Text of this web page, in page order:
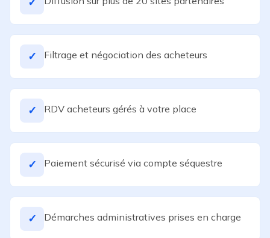
✓ Filtrage et négociation des acheteurs
✓ RDV acheteurs gérés à votre place
✓ Paiement sécurisé via compte séquestre
✓ Démarches administratives prises en charge